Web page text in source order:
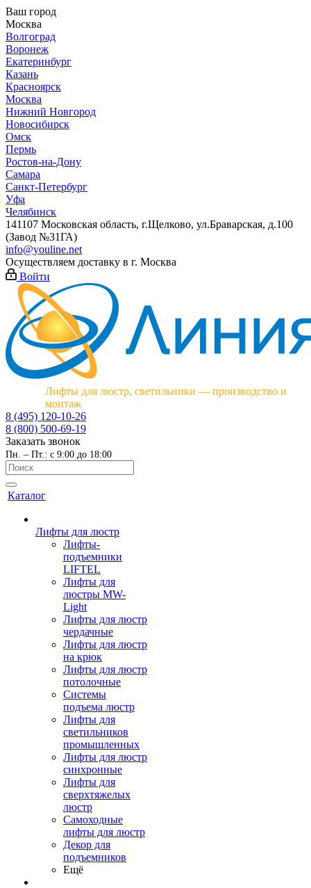
Ваш город
Москва
Волгоград
Воронеж
Екатеринбург
Казань
Красноярск
Москва
Нижний Новгород
Новосибирск
Омск
Пермь
Ростов-на-Дону
Самара
Санкт-Петербург
Уфа
Челябинск
141107 Московская область, г.Щелково, ул.Браварская, д.100
(Завод №31ГА)
info@youline.net
Осуществляем доставку в г. Москва
Войти
Лифты для люстр, светильники — производство и
монтаж
8 (495) 120-10-26
8 (800) 500-69-19
Заказать звонок
Пн. – Пт.: с 9:00 до 18:00
Каталог
Лифты для люстр
Лифты-
подъемники
LIFTEL
Лифты для
люстры MW-
Light
Лифты для люстр
чердачные
Лифты для люстр
на крюк
Лифты для люстр
потолочные
Системы
подъема люстр
Лифты для
светильников
промышленных
Лифты для люстр
синхронные
Лифты для
сверхтяжелых
люстр
Самоходные
лифты для люстр
Декор для
подъемников
Ещё